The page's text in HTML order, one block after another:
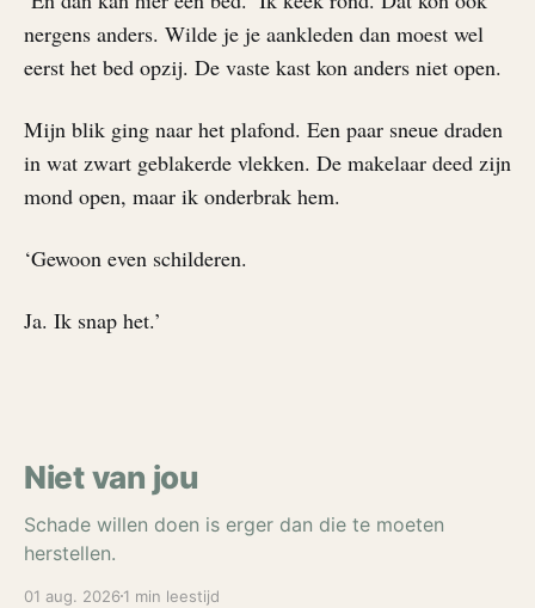
nergens anders. Wilde je je aankleden dan moest wel
eerst het bed opzij. De vaste kast kon anders niet open.
Mijn blik ging naar het plafond. Een paar sneue draden
in wat zwart geblakerde vlekken. De makelaar deed zijn
mond open, maar ik onderbrak hem.
‘Gewoon even schilderen.
Ja. Ik snap het.’
Niet van jou
Schade willen doen is erger dan die te moeten
herstellen.
01 aug. 2026 1 min leestijd